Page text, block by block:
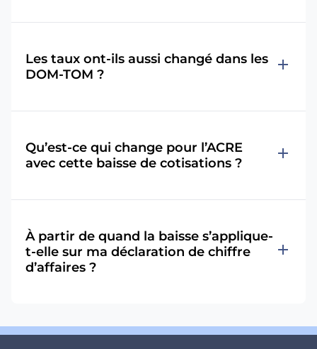
Les taux ont-ils aussi changé dans les
DOM-TOM ?
add
Qu’est-ce qui change pour l’ACRE
avec cette baisse de cotisations ?
add
À partir de quand la baisse s’applique-
t-elle sur ma déclaration de chiffre
d’affaires ?
add